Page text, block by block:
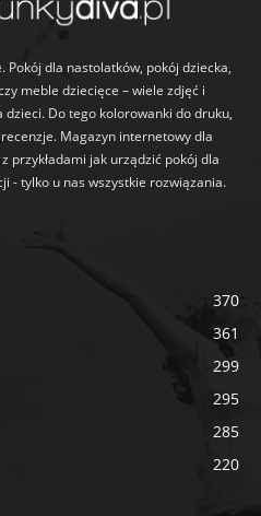
dla nastolatków, pokój dziecka,
meble dziecięce – wiele zdjęć i
dzieci. Do tego kolorowanki do druku,
Magazyn internetowy dla
przykładami jak urządzić pokój dla
- tylko u nas wszystkie rozwiązania.
370
361
299
295
285
220